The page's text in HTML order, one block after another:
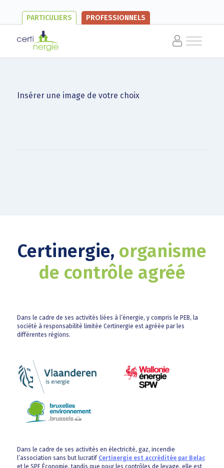
PARTICULIERS PROFESSIONNELS
Insérer une image de votre choix
Certinergie, organisme
de contrôle agréé
Dans le cadre de ses activités liées à l’énergie, y compris le PEB, la
société à responsabilité limitée Certinergie est agréée par les
différentes régions.
Dans le cadre de ses activités en électricité, gaz, incendie
l’association sans but lucratif Certinergie est accréditée par Belac
et le SPF Économie, tandis que pour les contrôles de levage, elle est